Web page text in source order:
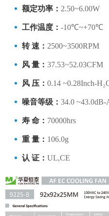
额定功率： 2.50~6.00W
工作温度：-10℃~+70℃
转 速： 2500~3500RPM
风 量：37.53~52.03CFM
风 压：0.14 ~0.28Inch-
噪音等级：34.0 ~43.0dB-
寿 命： 70000hrs
重 量： 106.0g
认 证：UL,CE